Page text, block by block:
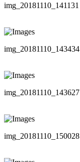
img_20181110_141131
img_20181110_143434
img_20181110_143627
img_20181110_150028